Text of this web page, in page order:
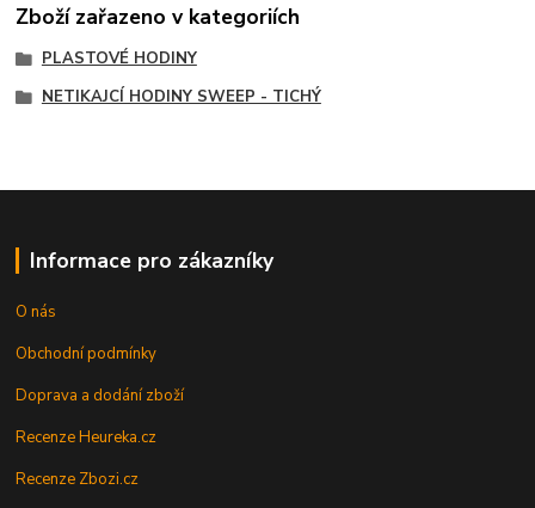
Zboží zařazeno v kategoriích
PLASTOVÉ HODINY
NETIKAJCÍ HODINY SWEEP - TICHÝ
Informace pro zákazníky
O nás
Obchodní podmínky
Doprava a dodání zboží
Recenze Heureka.cz
Recenze Zbozi.cz